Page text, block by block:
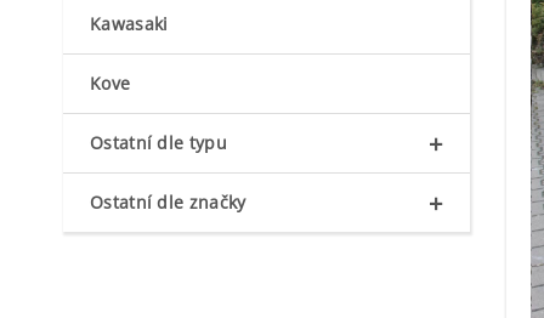
Kawasaki
Kove
+
Ostatní dle typu
+
Ostatní dle značky